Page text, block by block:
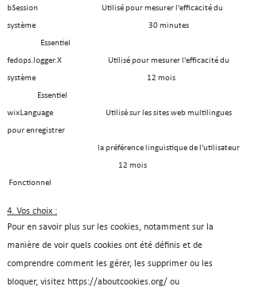
bSession Utilisé pour mesurer l'efficacité du
système 30 minutes
Essentiel
fedops.logger.X Utilisé pour mesurer l'efficacité du
système 12 mois
Essentiel
wixLanguage Utilisé sur les sites web multilingues
pour enregistrer
la préférence linguistique de l'utilisateur
12 mois
Fonctionnel
4. Vos choix :
Pour en savoir plus sur les cookies, notamment sur la
manière de voir quels cookies ont été définis et de
comprendre comment les gérer, les supprimer ou les
bloquer, visitez https://aboutcookies.org/ ou